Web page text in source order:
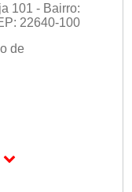
101 - Bairro:
22640-100
de